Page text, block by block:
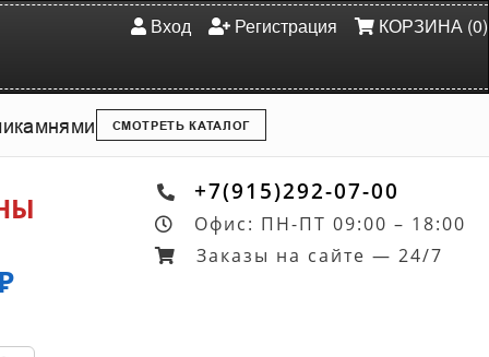
Вход Регистрация КОРЗИНА (0)
камнями СМОТРЕТЬ КАТАЛОГ
+7(915)292-07-00
Офис: ПН-ПТ 09:00 – 18:00
Заказы на сайте — 24/7